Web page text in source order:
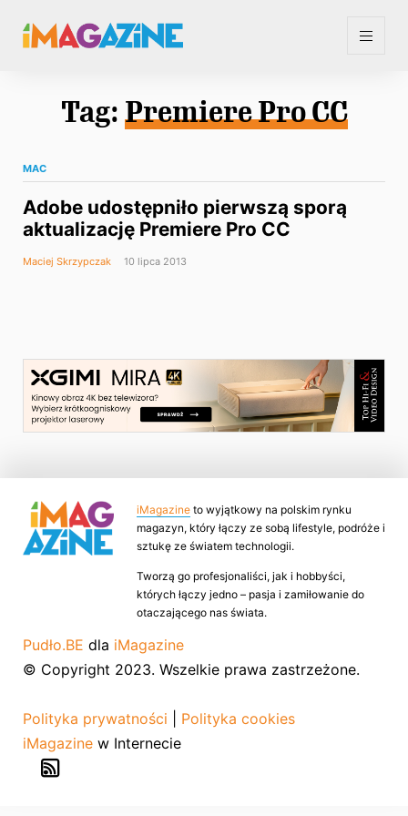
Tag: Premiere Pro CC
MAC
Adobe udostępniło pierwszą sporą
aktualizację Premiere Pro CC
Maciej Skrzypczak 10 lipca 2013
iMagazine to wyjątkowy na polskim rynku
magazyn, który łączy ze sobą lifestyle, podróże i
sztukę ze światem technologii.
Tworzą go profesjonaliści, jak i hobbyści,
których łączy jedno – pasja i zamiłowanie do
otaczającego nas świata.
Pudło.BE dla iMagazine
© Copyright 2023. Wszelkie prawa zastrzeżone.
Polityka prywatności
Polityka cookies
iMagazine w Internecie